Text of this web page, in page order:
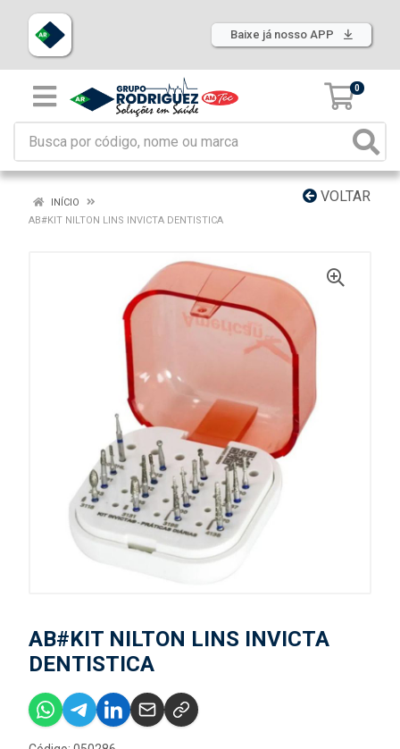
Baixe já nosso APP
0
VOLTAR
INÍCIO
AB#KIT NILTON LINS INVICTA DENTISTICA
AB#KIT NILTON LINS INVICTA
DENTISTICA